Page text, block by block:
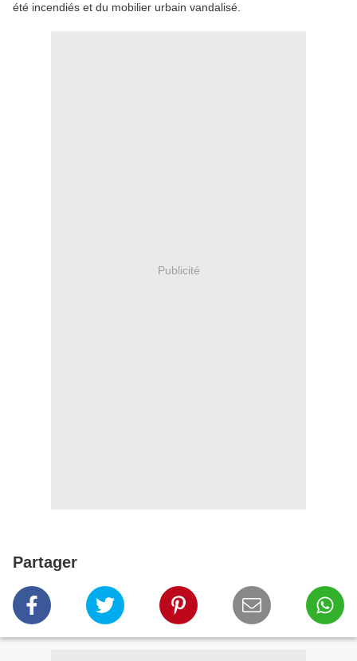
été incendiés et du mobilier urbain vandalisé.
Publicité
Partager